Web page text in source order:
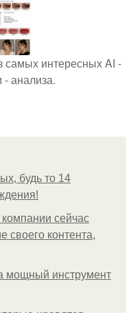
самых интересных AI -
анализа.
будь то 14
компании сейчас
своего контента,
мощный инструмент